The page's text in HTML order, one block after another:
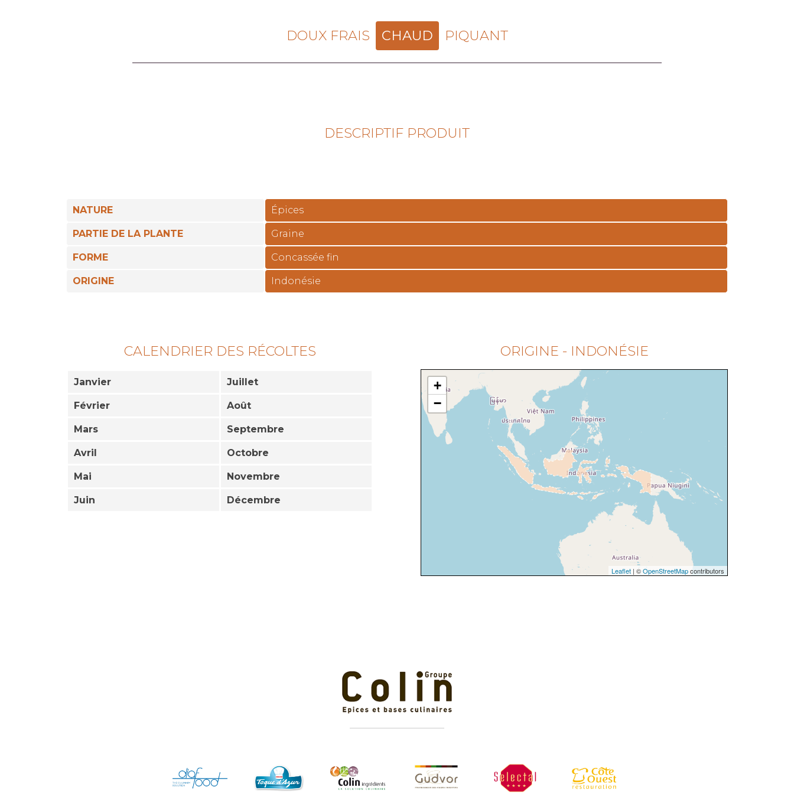
DOUX FRAIS CHAUD PIQUANT
DESCRIPTIF PRODUIT
NATURE Épices
PARTIE DE LA PLANTE Graine
FORME Concassée fin
ORIGINE Indonésie
CALENDRIER DES RÉCOLTES
Janvier Juillet
Février Août
Mars Septembre
Avril Octobre
Mai Novembre
Juin Décembre
ORIGINE - INDONÉSIE
+
−
Leaflet | ©OpenStreetMapcontributors